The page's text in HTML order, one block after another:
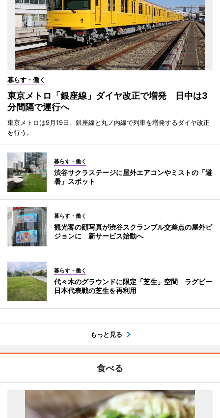
暮らす・働く
東京メトロ「銀座線」ダイヤ改正で増発 日中は3
分間隔で運行へ
東京メトロは9月19日、銀座線と丸ノ内線で列車を増発するダイヤ改正
を行う。
暮らす・働く
渋谷サクラステージに屋外エアコンやミストの「避
暑」スポット
暮らす・働く
観光客の顔写真が渋谷スクランブル交差点の屋外ビ
ジョンに 新サービス始動へ
暮らす・働く
代々木のグラウンドに限定「芝生」空間 ラグビー
日本代表戦の芝生を再利用
もっと見る
食べる